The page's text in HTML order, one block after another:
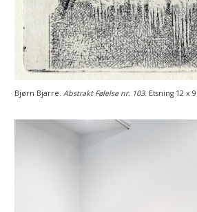
Bjørn Bjarre. Abstrakt Følelse nr. 103. Etsning 12 x